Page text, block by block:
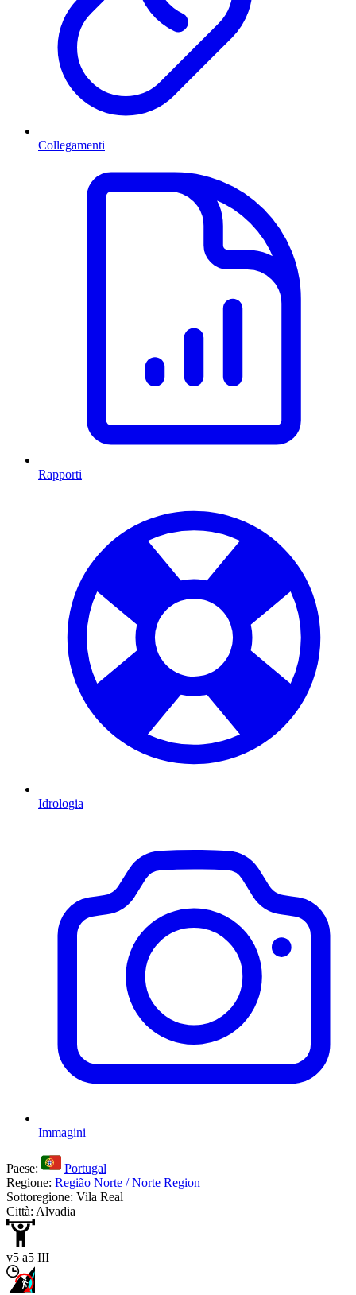
Collegamenti
Rapporti
Idrologia
Immagini
Paese:
Portugal
Regione: Região Norte / Norte Region
Sottoregione: Vila Real
Città: Alvadia
v5 a5 III